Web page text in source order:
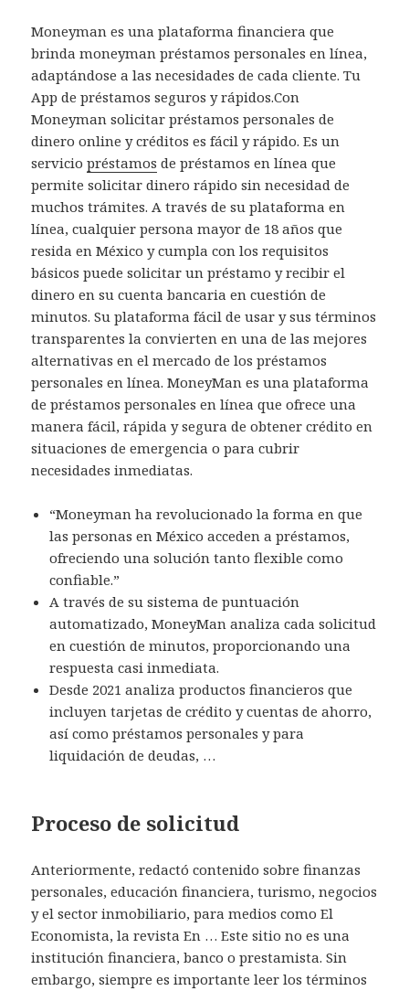
Moneyman es una plataforma financiera que
brinda moneyman préstamos personales en línea,
adaptándose a las necesidades de cada cliente. Tu
App de préstamos seguros y rápidos.Con
Moneyman solicitar préstamos personales de
dinero online y créditos es fácil y rápido. Es un
serviciopréstamos de préstamos en línea que
permite solicitar dinero rápido sin necesidad de
muchos trámites. A través de su plataforma en
línea, cualquier persona mayor de 18 años que
resida en México y cumpla con los requisitos
básicos puede solicitar un préstamo y recibir el
dinero en su cuenta bancaria en cuestión de
minutos. Su plataforma fácil de usar y sus términos
transparentes la convierten en una de las mejores
alternativas en el mercado de los préstamos
personales en línea. MoneyMan es una plataforma
de préstamos personales en línea que ofrece una
manera fácil, rápida y segura de obtener crédito en
situaciones de emergencia o para cubrir
necesidades inmediatas.
“Moneyman ha revolucionado la forma en que
las personas en México acceden a préstamos,
ofreciendo una solución tanto flexible como
confiable.”
A través de su sistema de puntuación
automatizado, MoneyMan analiza cada solicitud
en cuestión de minutos, proporcionando una
respuesta casi inmediata.
Desde 2021 analiza productos financieros que
incluyen tarjetas de crédito y cuentas de ahorro,
así como préstamos personales y para
liquidación de deudas, …
Proceso de solicitud
Anteriormente, redactó contenido sobre finanzas
personales, educación financiera, turismo, negocios
y el sector inmobiliario, para medios como El
Economista, la revista En … Este sitio no es una
institución financiera, banco o prestamista. Sin
embargo, siempre es importante leer los términos